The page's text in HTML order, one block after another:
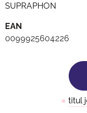
SUPRAPHON
EAN
0099925604226
● titul